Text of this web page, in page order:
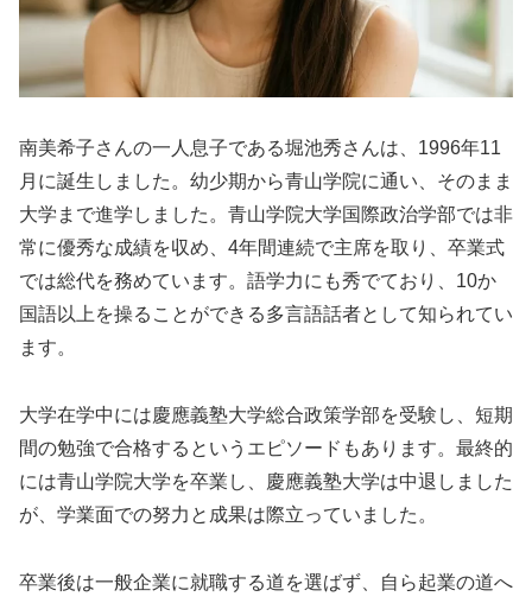
南美希子さんの一人息子である堀池秀さんは、1996年11
月に誕生しました。幼少期から青山学院に通い、そのまま
大学まで進学しました。青山学院大学国際政治学部では非
常に優秀な成績を収め、4年間連続で主席を取り、卒業式
では総代を務めています。語学力にも秀でており、10か
国語以上を操ることができる多言語話者として知られてい
ます。
大学在学中には慶應義塾大学総合政策学部を受験し、短期
間の勉強で合格するというエピソードもあります。最終的
には青山学院大学を卒業し、慶應義塾大学は中退しました
が、学業面での努力と成果は際立っていました。
卒業後は一般企業に就職する道を選ばず、自ら起業の道へ